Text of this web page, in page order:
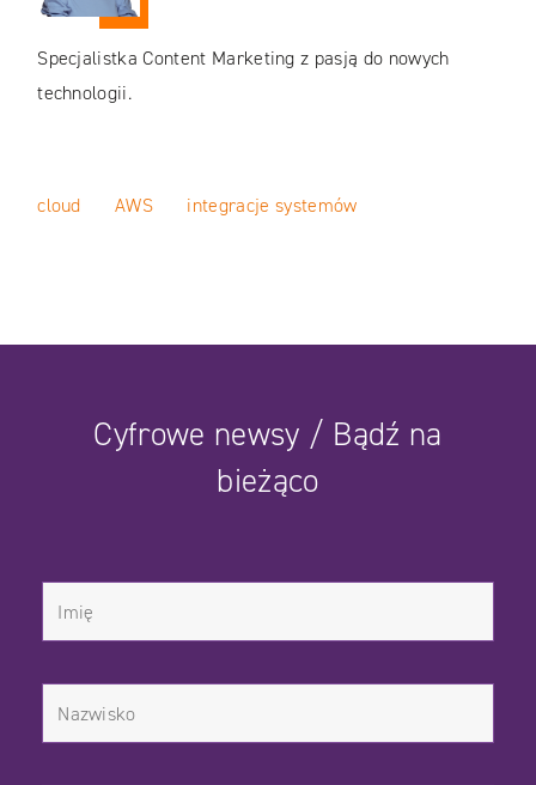
Specjalistka Content Marketing z pasją do nowych
technologii.
cloud AWS integracje systemów
Cyfrowe newsy / Bądź na
bieżąco